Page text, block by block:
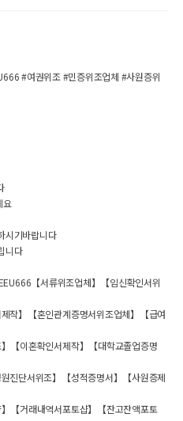
#여권위조 #민증위조업체 #사원증위
요
시기바랍니다
니다
【서류위조업체】【임신확인서위
작】【혼인관계증명서위조업체】【급여
【이혼확인서제작】【대학교졸업증명
진단서위조】【성적증명서】【사원증제
【거래내역서포토샵】【잔고잔액포토